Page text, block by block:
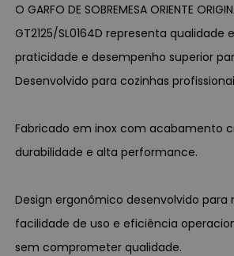
O GARFO DE SOBREMESA ORIENTE
GT2125/SL0164D representa qualidade
praticidade e desempenho superior
Desenvolvido para cozinhas
Fabricado em inox com acabamento
durabilidade e alta performance.
Design ergonômico desenvolvido para
facilidade de uso e eficiência
sem comprometer qualidade.